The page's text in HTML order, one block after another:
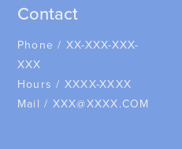
Contact
Phone / XX-XXX-XXX-
XXX
Hours / XXXX-XXXX
Mail / XXX@XXXX.COM